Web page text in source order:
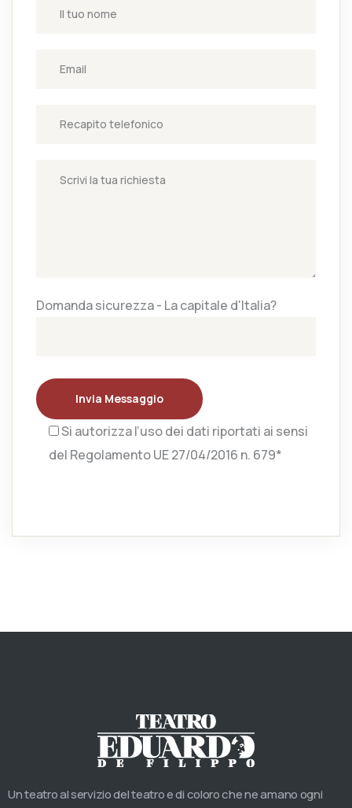
Domanda sicurezza - La capitale d'Italia?
Invia Messaggio
Si autorizza l’uso dei dati riportati ai sensi
del Regolamento UE 27/04/2016 n. 679*
Un teatro al servizio del teatro e di coloro che ne amano ogni